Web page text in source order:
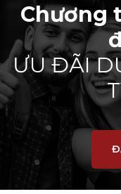
Chương
ƯU ĐÃI